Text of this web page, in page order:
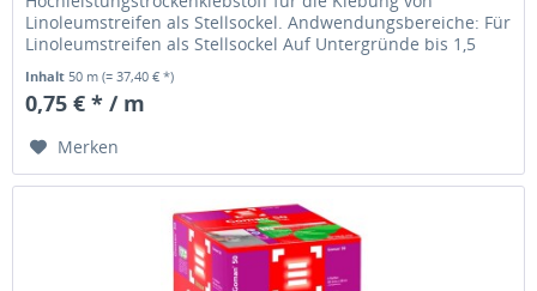
Linoleumstreifen als Stellsockel. Andwendungsbereiche: Für
Linoleumstreifen als Stellsockel Auf Untergründe bis 1,5
mm Struktur Hauptanwendungsbereich:...
Inhalt 50 m(= 37,40 € *)
0,75 € * / m
Merken